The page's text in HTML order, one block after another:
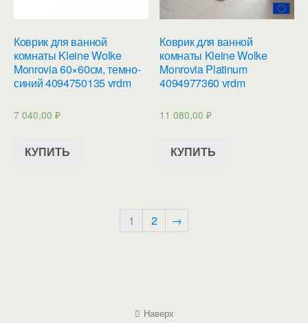
Коврик для ванной
комнаты Kleine Wolke
Monrovia 60×60см, темно-
синий 4094750135 vrdm
7 040,00 ₽
КУПИТЬ
Коврик для ванной
комнаты Kleine Wolke
Monrovia Platinum
4094977360 vrdm
11 080,00₽
КУПИТЬ
1 2 →
Наверх